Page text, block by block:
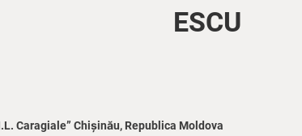
ESCU
Caragiale” Chișinău, Republica Moldova